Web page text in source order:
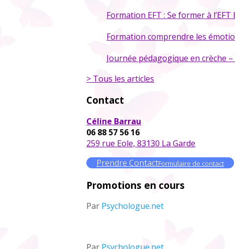
Formation EFT : Se former à
Formation comprendre les
Journée pédagogique en crèche
> Tous les articles
Contact
Céline Barrau
06 88 57 56 16
259 rue Eole, 83130 La Garde
Prendre ContactFormulaire de contact
Promotions en cours
Par Psychologue.net